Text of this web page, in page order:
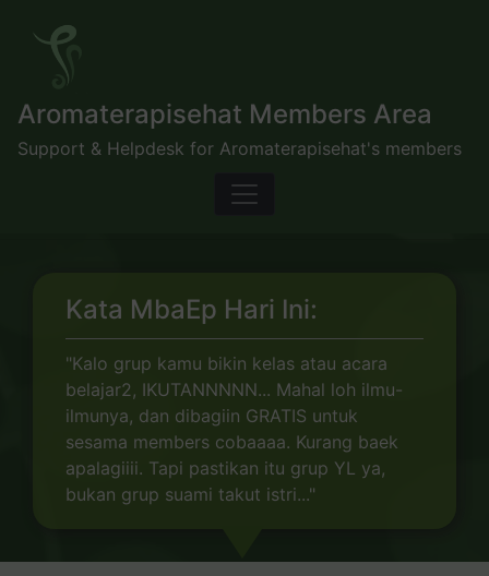
content
Aromaterapisehat Members Area
Support & Helpdesk for Aromaterapisehat's members
Kata MbaEp Hari Ini:
"Kalo grup kamu bikin kelas atau acara
belajar2, IKUTANNNNN... Mahal loh ilmu-
ilmunya, dan dibagiin GRATIS untuk
sesama members cobaaaa. Kurang baek
apalagiiii. Tapi pastikan itu grup YL ya,
bukan grup suami takut istri..."